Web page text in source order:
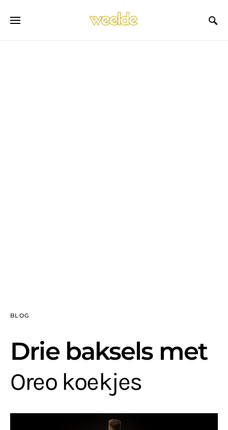
BLOG
Drie baksels met
Oreo koekjes